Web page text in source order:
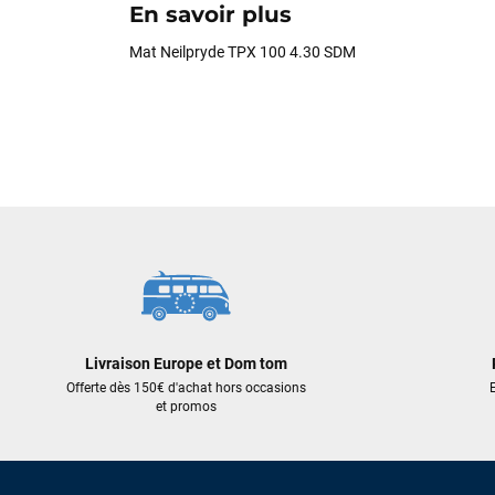
En savoir plus
Mat Neilpryde TPX 100 4.30 SDM
Livraison Europe et Dom tom
Offerte dès 150€ d'achat hors occasions
et promos